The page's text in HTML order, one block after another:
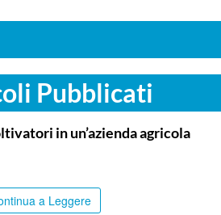
Pubblicati
in un’azienda agricola
a Leggere